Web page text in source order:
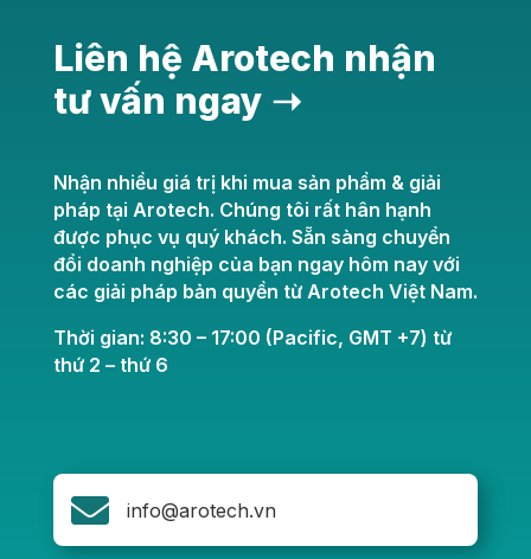
Liên hệ Arotech nhận
tư vấn ngay ➝
Nhận nhiều giá trị khi mua sản phẩm & giải
pháp tại Arotech. Chúng tôi rất hân hạnh
được phục vụ quý khách. Sẵn sàng chuyển
đổi doanh nghiệp của bạn ngay hôm nay với
các giải pháp bản quyền từ Arotech Việt Nam.
Thời gian: 8:30 – 17:00 (Pacific, GMT +7) từ
thứ 2 – thứ 6
 info@arotech.vn